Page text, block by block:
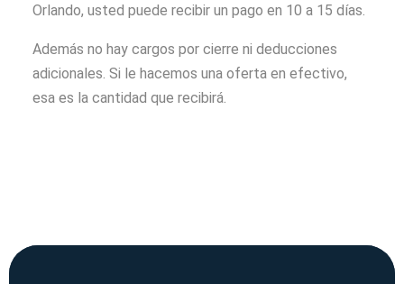
Orlando, usted puede recibir un pago en 10 a 15 días.
Además no hay cargos por cierre ni deducciones
adicionales. Si le hacemos una oferta en efectivo,
esa es la cantidad que recibirá.